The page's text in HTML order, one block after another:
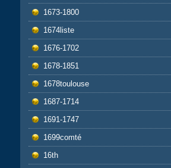
1673-1800
1674liste
1676-1702
1678-1851
1678toulouse
1687-1714
1691-1747
1699comté
16th